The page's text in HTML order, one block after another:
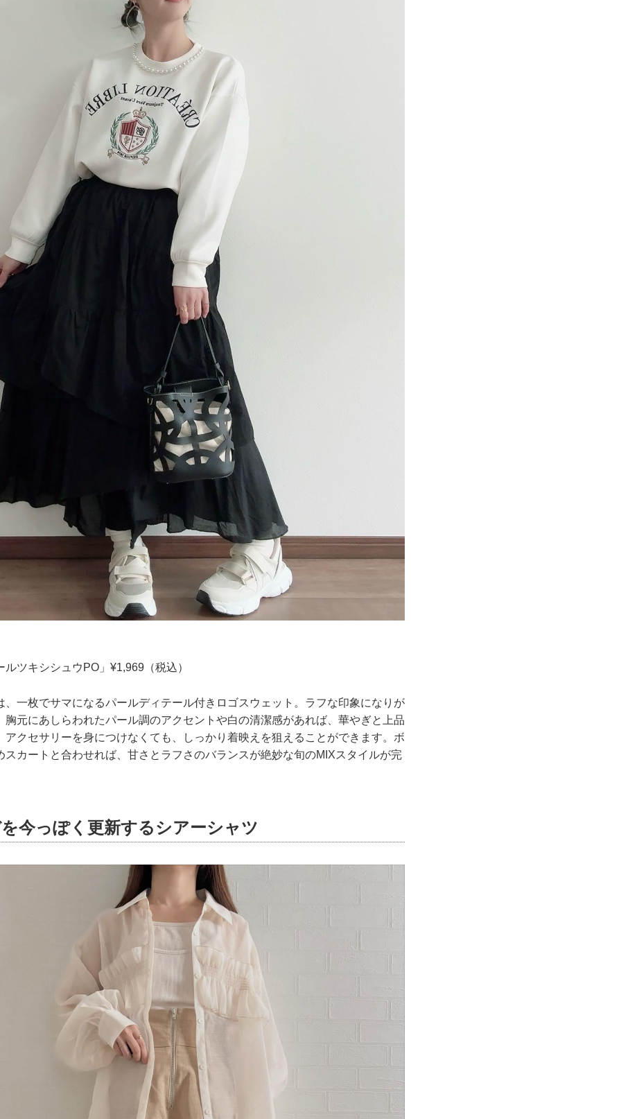
ツキシシュウPO」¥1,969（税込）
、一枚でサマになるパールディテール付きロゴスウェット。ラフな印象になりが
胸元にあしらわれたパール調のアクセントや白の清潔感があれば、華やぎと上品
アクセサリーを身につけなくても、しっかり着映えを狙えることができます。ボ
スカートと合わせれば、甘さとラフさのバランスが絶妙な旬のMIXスタイルが完
今っぽく更新するシアーシャツ